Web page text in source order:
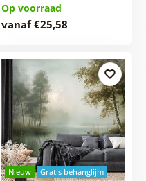
Op voorraad
vanaf €25,58
Nieuw Gratis behanglijm